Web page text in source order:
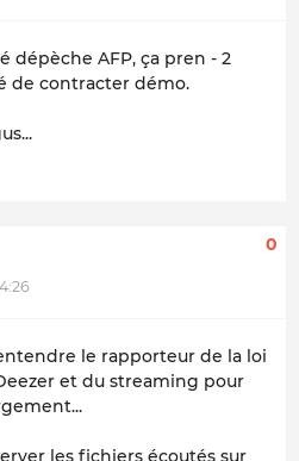
dépèche AFP, ça pren - 2
de contracter démo.
0
le rapporteur de la loi
et du streaming pour
les fichiers écoutés sur